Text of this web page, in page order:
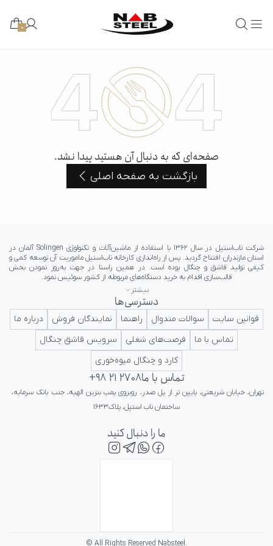
0
صفحه‌ای که به دنبال آن هستید پیدا نشد.
بازگشت به صفحه اصلی
ایرانی در کلاس جهانی تداعی کننده اعتبار و پرستیژ برای ایرانیان باشد.
بیشتر
دسترسی‌ها
قوانین سایت سوالات متدوال راهنما نمایندگان فروش
درباره ما
تماس با ما
فرصت‌های شغلی
سرویس قاشق چنگال
کارد و چنگال میوه‌خوری
تماس با ما+98 21 2708
تهران، خیابان شریعتی، پایین تر از پل صدر، روبروی پمپ بنزین الهیه، جنب بانک سرمایه،
ساختمان ناب استیل، پلاک۱۶۳۳
ما را دنبال کنید
© All Rights Reserved Nabsteel.